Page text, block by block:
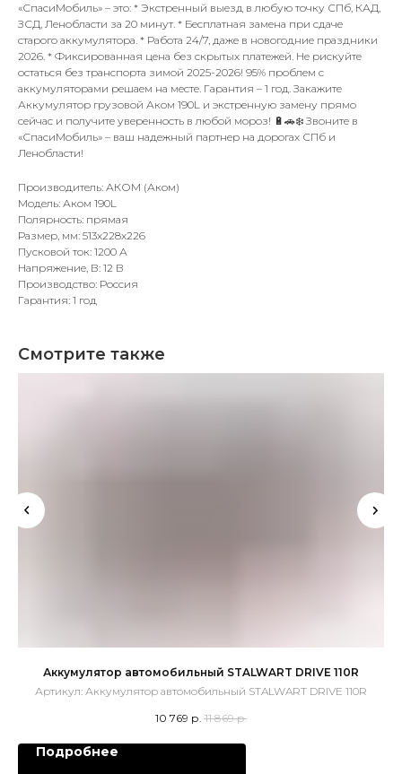
«СпасиМобиль» – это: * Экстренный выезд в любую точку СПб, КАД,
ЗСД, Ленобласти за 20 минут. * Бесплатная замена при сдаче
старого аккумулятора. * Работа 24/7, даже в новогодние праздники
2026. * Фиксированная цена без скрытых платежей. Не рискуйте
остаться без транспорта зимой 2025-2026! 95% проблем с
аккумуляторами решаем на месте. Гарантия – 1 год. Закажите
Аккумулятор грузовой Аком 190L и экстренную замену прямо
сейчас и получите уверенность в любой мороз! 🔋🚗❄️ Звоните в
«СпасиМобиль» – ваш надежный партнер на дорогах СПб и
Ленобласти!
Производитель: АКОМ (Аком)
Модель: Аком 190L
Полярность: прямая
Размер, мм: 513x228x226
Пусковой ток: 1200 А
Напряжение, В: 12 В
Производство: Россия
Гарантия: 1 год
Смотрите также
Аккумулятор автомобильный STALWART DRIVE 110R
Артикул: Аккумулятор автомобильный STALWART DRIVE 110R
10 769 р. 11 869 р.
Подробнее